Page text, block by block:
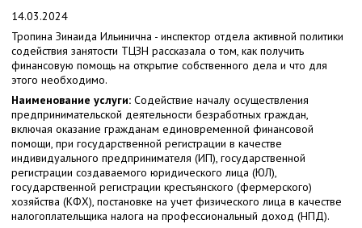
14.03.2024
Тропина Зинаида Ильинична - инспектор отдела активной политики
содействия занятости ТЦЗН рассказала о том, как получить
финансовую помощь на открытие собственного дела и что для
этого необходимо.
Наименование услуги: Содействие началу осуществления
предпринимательской деятельности безработных граждан,
включая оказание гражданам единовременной финансовой
помощи, при государственной регистрации в качестве
индивидуального предпринимателя (ИП), государственной
регистрации создаваемого юридического лица (ЮЛ),
государственной регистрации крестьянского (фермерского)
хозяйства (КФХ), постановке на учет физического лица в качестве
налогоплательщика налога на профессиональный доход (НПД).